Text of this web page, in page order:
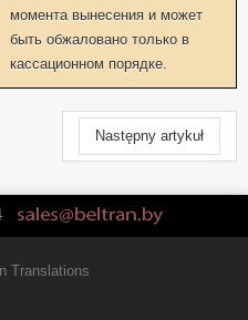
момента вынесения и может
быть обжаловано только в
кассационном порядке.
Następny artykuł
Translations